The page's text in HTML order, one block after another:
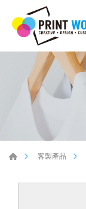
客製產品